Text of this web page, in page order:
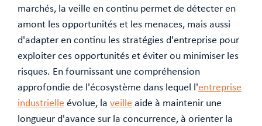
marchés, la veille en continu permet de détecter en
amont les opportunités et les menaces, mais aussi
d'adapter en continu les stratégies d'entreprise pour
exploiter ces opportunités et éviter ou minimiser les
risques. En fournissant une compréhension
approfondie de l'écosystème dans lequel l'entreprise
industrielle évolue, la veille aide à maintenir une
longueur d'avance sur la concurrence, à orienter la